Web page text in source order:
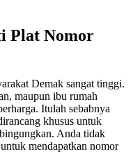
Plat Nomor
Demak sangat tinggi.
maupun ibu rumah
Itulah sebabnya
khusus untuk
Anda tidak
mendapatkan nomor